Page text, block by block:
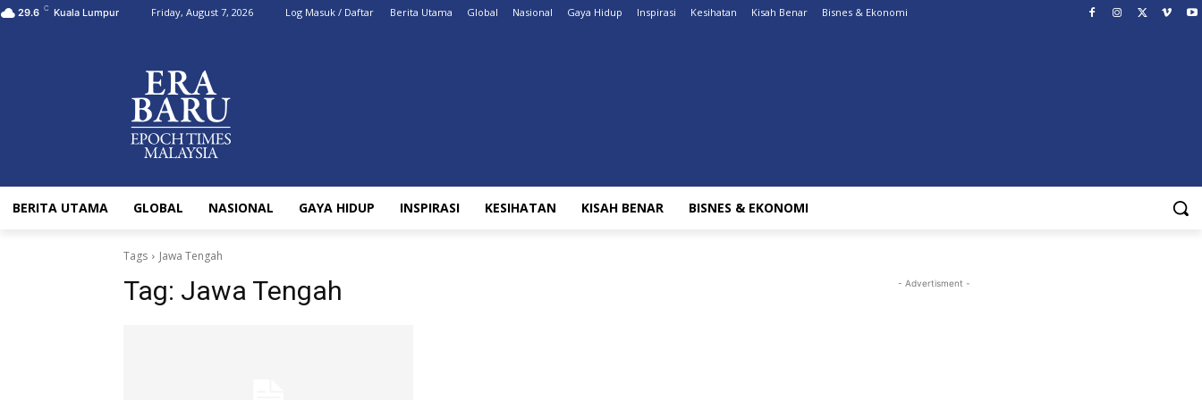
29.6 C Kuala Lumpur Friday, August 7, 2026 Log Masuk / Daftar Berita Utama Global Nasional Gaya Hidup Inspirasi Kesihatan Kisah Benar Bisnes & Ekonomi
BERITA UTAMA GLOBAL NASIONAL GAYA HIDUP INSPIRASI KESIHATAN KISAH BENAR BISNES & EKONOMI
Tags Jawa Tengah
Tag: Jawa Tengah - Advertisment -